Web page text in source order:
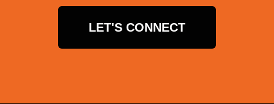
LET'S CONNECT